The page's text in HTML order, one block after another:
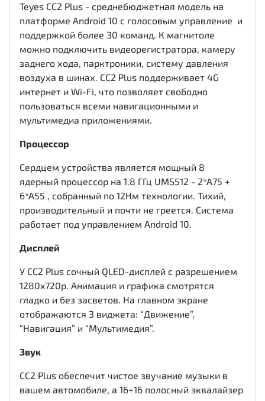
Teyes CC2 Plus - среднебюджетная модель на
платформе Android 10 с голосовым управление и
поддержкой более 30 команд. К магнитоле
можно подключить видеорегистратора, камеру
заднего хода, парктроники, систему давления
воздуха в шинах. CC2 Plus поддерживает 4G
интернет и Wi-Fi, что позволяет свободно
пользоваться всеми навигационными и
мультимедиа приложениями.
Процессор
Сердцем устройства является мощный 8
ядерный процессор на 1.8 ГГц UMS512 - 2*A75 +
6*A55 , собранный по 12Нм технологии. Тихий,
производительный и почти не греется. Система
работает под управлением Android 10.
Дисплей
У CC2 Plus сочный QLED-дисплей c разрешением
1280x720р. Анимация и графика смотрятся
гладко и без засветов. На главном экране
отображаются 3 виджета: “Движение”,
“Навигация” и “Мультимедия”.
Звук
CC2 Plus обеспечит чистое звучание музыки в
вашем автомобиле, а 16+16 полосный эквалайзер